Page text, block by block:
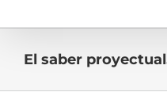
El saber